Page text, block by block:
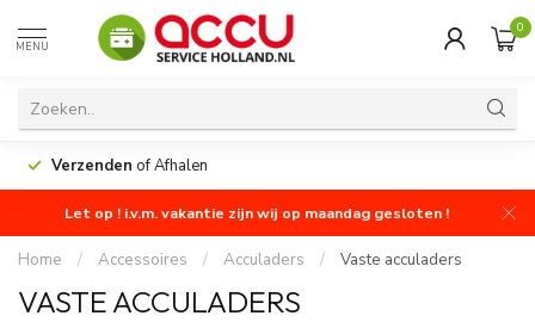
MENU
0
Verzenden of Afhalen
Let op ! i.v.m. vakantie zijn wij op maandag gesloten !
Home / Accessoires / Acculaders / Vaste acculaders
VASTE ACCULADERS